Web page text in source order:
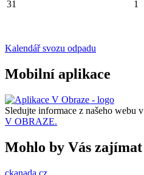
31 1
Kalendář svozu odpadu
Mobilní aplikace
Sledujte informace z našeho webu v
V OBRAZE.
Mohlo by Vás zajímat
ckanada.cz